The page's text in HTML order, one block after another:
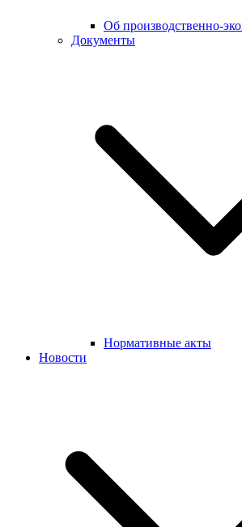
Об производственно-
Документы
Нормативные акты
Новости